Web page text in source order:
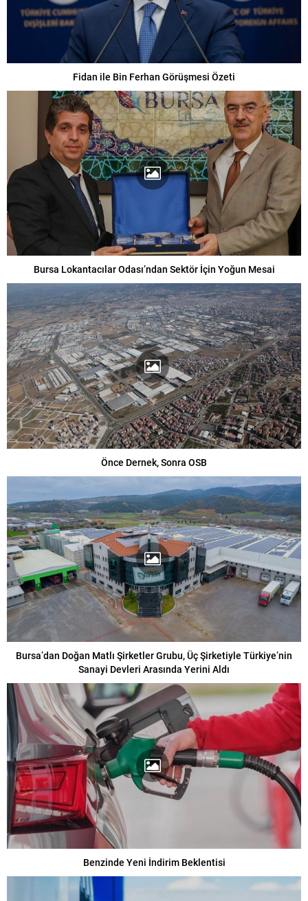
Fidan ile Bin Ferhan Görüşmesi Özeti
Bursa Lokantacılar Odası’ndan Sektör İçin Yoğun Mesai
Önce Dernek, Sonra OSB
Bursa’dan Doğan Matlı Şirketler Grubu, Üç Şirketiyle Türkiye’nin
Sanayi Devleri Arasında Yerini Aldı
Benzinde Yeni İndirim Beklentisi